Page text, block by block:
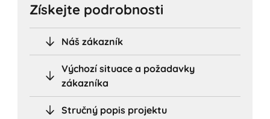
Získejte podrobnosti
Náš zákazník
Výchozí situace a požadavky
zákazníka
Stručný popis projektu